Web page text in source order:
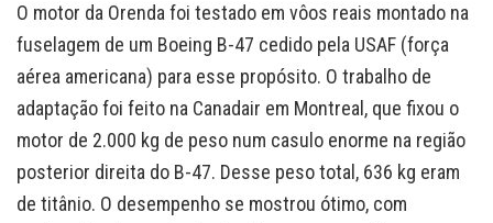
O motor da Orenda foi testado em vôos reais montado na
fuselagem de um Boeing B-47 cedido pela USAF (força
aérea americana) para esse propósito. O trabalho de
adaptação foi feito na Canadair em Montreal, que fixou o
motor de 2.000 kg de peso num casulo enorme na região
posterior direita do B-47. Desse peso total, 636 kg eram
de titânio. O desempenho se mostrou ótimo, com